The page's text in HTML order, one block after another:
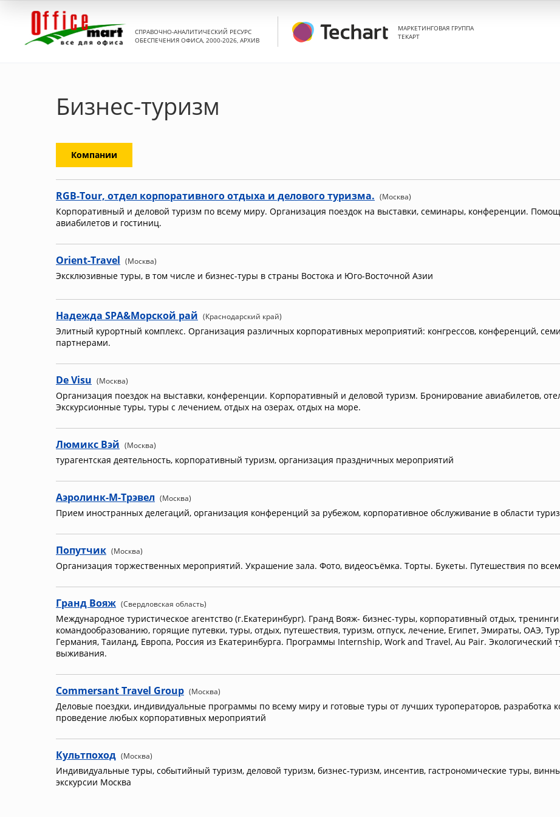
СПРАВОЧНО-АНАЛИТИЧЕСКИЙ РЕСУРС
ОБЕСПЕЧЕНИЯ ОФИСА, 2000-2026, АРХИВ
МАРКЕТИНГОВАЯ ГРУППА
ТЕКАРТ
Бизнес-туризм
Компании
RGB-Tour, отдел корпоративного отдыха и делового туризма. (Москва)
Корпоративный и деловой туризм по всему миру. Организация поездок на выставки, семинары, конференции.
авиабилетов и гостиниц.
Orient-Travel (Москва)
Эксклюзивные туры, в том числе и бизнес-туры в страны Востока и Юго-Восточной Азии
Надежда SPA&Морской рай (Краснодарский край)
Элитный курортный комплекс. Организация различных корпоративных мероприятий: конгрессов, конференций,
партнерами.
De Visu (Москва)
Организация поездок на выставки, конференции. Корпоративный и деловой туризм. Бронирование авиабилетов,
Экскурсионные туры, туры с лечением, отдых на озерах, отдых на море.
Люмикс Вэй (Москва)
турагентская деятельность, корпоративный туризм, организация праздничных мероприятий
Аэролинк-М-Трэвел (Москва)
Прием иностранных делегаций, организация конференций за рубежом, корпоративное обслуживание в области
Попутчик (Москва)
Организация торжественных мероприятий. Украшение зала. Фото, видеосъёмка. Торты. Букеты. Путешествия по
Гранд Вояж (Свердловская область)
Международное туристическое агентство (г.Екатеринбург). Гранд Вояж- бизнес-туры, корпоративный отдых,
командообразованию, горящие путевки, туры, отдых, путешествия, туризм, отпуск, лечение, Египет, Эмираты, ОАЭ,
Германия, Таиланд, Европа, Россия из Екатеринбурга. Программы Internship, Work and Travel, Au Pair. Экологический
выживания.
Commersant Travel Group (Москва)
Деловые поездки, индивидуальные программы по всему миру и готовые туры от лучших туроператоров, разработка
проведение любых корпоративных мероприятий
Культпоход (Москва)
Индивидуальные туры, событийный туризм, деловой туризм, бизнес-туризм, инсентив, гастрономические туры,
экскурсии Москва